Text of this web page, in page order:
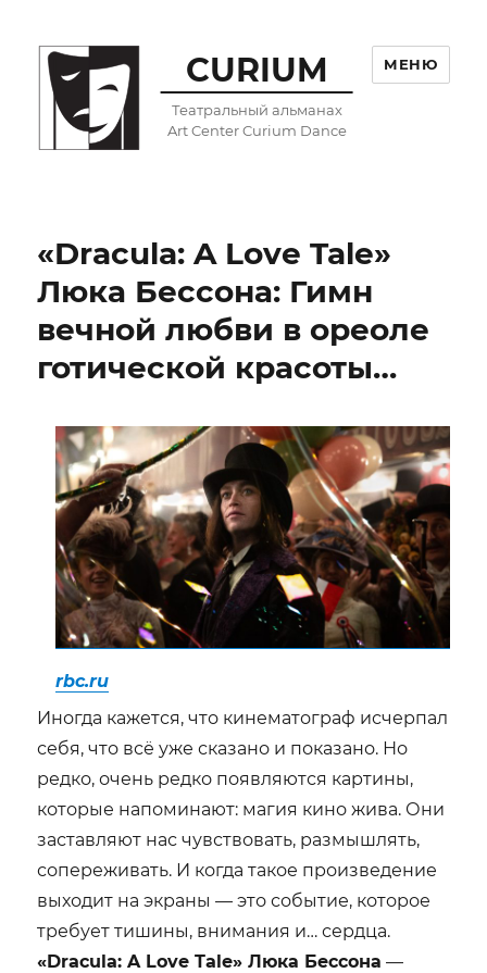
CURIUM
Театральный альманах
Art Center Curium Dance
МЕНЮ
«Dracula: A Love Tale»
Люка Бессона: Гимн
вечной любви в ореоле
готической красоты…
rbc.ru
Иногда кажется, что кинематограф исчерпал
себя, что всё уже сказано и показано. Но
редко, очень редко появляются картины,
которые напоминают: магия кино жива. Они
заставляют нас чувствовать, размышлять,
сопереживать. И когда такое произведение
выходит на экраны — это событие, которое
требует тишины, внимания и… сердца.
«Dracula: A Love Tale» Люка Бессона —